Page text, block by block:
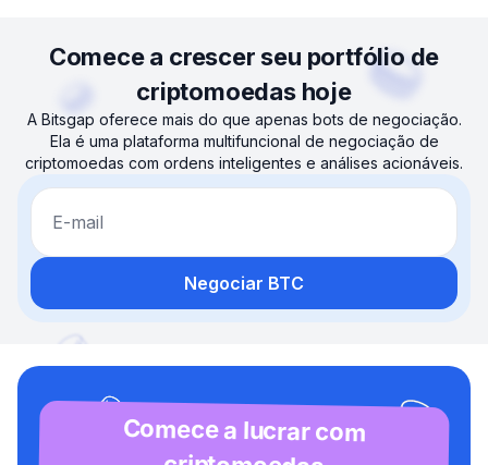
Comece a crescer seu portfólio de
criptomoedas hoje
A Bitsgap oferece mais do que apenas bots de negociação.
Ela é uma plataforma multifuncional de negociação de
criptomoedas com ordens inteligentes e análises acionáveis.
E-mail
Negociar BTC
Comece a lucrar com